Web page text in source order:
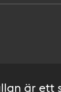
är ett